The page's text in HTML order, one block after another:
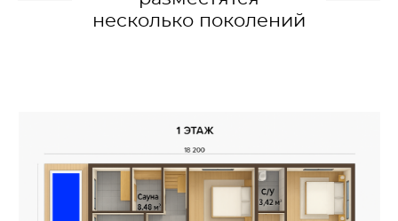
несколько поколений